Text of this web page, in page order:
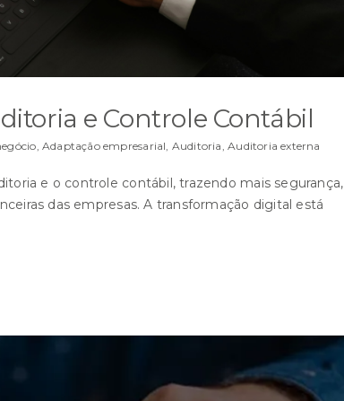
e Controle Contábil
, Adaptação empresarial, Auditoria,Auditoria externa
e o controle contábil, trazendo mais segurança,
das empresas. A transformação digital está